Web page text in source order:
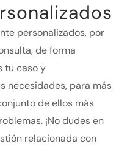
personalizados, por
de forma
tu caso y
necesidades, para más
de ellos más
¡No dudes en
relacionada con